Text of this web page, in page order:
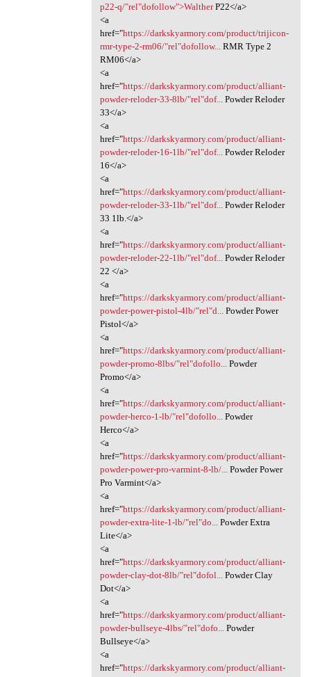
p22-q/"rel"dofollow">WaltherP22</a>
<a
href="https://darkskyarmory.com/product/trijicon-
rmr-type-2-rm06/"rel"dofollow...
RMR Type 2
RM06</a>
<a
href="https://darkskyarmory.com/product/alliant-
powder-reloder-33-8lb/"rel"dof...
Powder Reloder
33</a>
<a
href="https://darkskyarmory.com/product/alliant-
powder-reloder-16-1lb/"rel"dof...
Powder Reloder
16</a>
<a
href="https://darkskyarmory.com/product/alliant-
powder-reloder-33-1lb/"rel"dof...
Powder Reloder
33 1lb.</a>
<a
href="https://darkskyarmory.com/product/alliant-
powder-reloder-22-1lb/"rel"dof...
Powder Reloder
22 </a>
<a
href="https://darkskyarmory.com/product/alliant-
powder-power-pistol-4lb/"rel"d...
Powder Power
Pistol</a>
<a
href="https://darkskyarmory.com/product/alliant-
powder-promo-8lbs/"rel"dofollo...
Powder
Promo</a>
<a
href="https://darkskyarmory.com/product/alliant-
powder-herco-1-lb/"rel"dofollo...
Powder
Herco</a>
<a
href="https://darkskyarmory.com/product/alliant-
powder-power-pro-varmint-8-lb/...
Powder Power
Pro Varmint</a>
<a
href="https://darkskyarmory.com/product/alliant-
powder-extra-lite-1-lb/"rel"do...
Powder Extra
Lite</a>
<a
href="https://darkskyarmory.com/product/alliant-
powder-clay-dot-8lb/"rel"dofol...
Powder Clay
Dot</a>
<a
href="https://darkskyarmory.com/product/alliant-
powder-bullseye-4lbs/"rel"dofo...
Powder
Bullseye</a>
<a
href="https://darkskyarmory.com/product/alliant-